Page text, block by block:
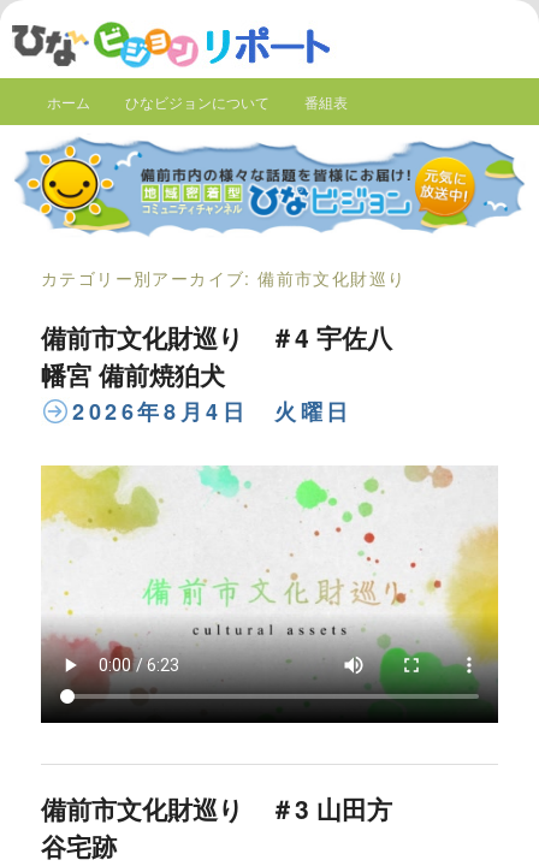
ホーム ひなビジョンについて 番組表
カテゴリー別アーカイブ:備前市文化財巡り
備前市文化財巡り ＃4 宇佐八
幡宮 備前焼狛犬
2026年8月4日 火曜日
備前市文化財巡り ＃3 山田方
谷宅跡